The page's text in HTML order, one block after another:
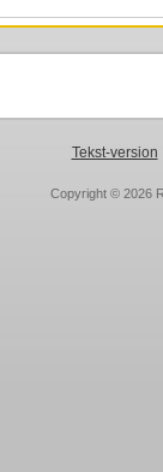
Tekst-version
Copyright © 2026